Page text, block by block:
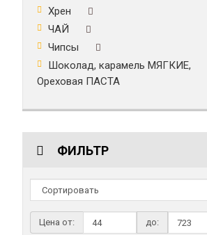
Хрен
ЧАЙ
Чипсы
Шоколад, карамель МЯГКИЕ,
Ореховая ПАСТА
ФИЛЬТР
Цена от: до: